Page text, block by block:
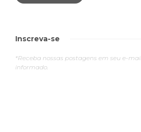
Inscreva-se
*Receba nossas postagens em seu e-
informado.